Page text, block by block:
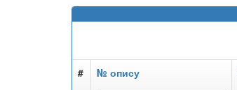
# № опису